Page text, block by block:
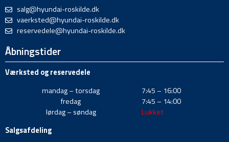
salg@hyundai-roskilde.dk
vaerksted@hyundai-roskilde.dk
reservedele@hyundai-roskilde.dk
Åbningstider
Værksted og reservedele
mandag – torsdag
7:45 – 16:00
fredag
7:45 – 14:00
lørdag – søndag
Lukket
Salgsafdeling